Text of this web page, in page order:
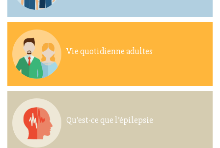
Vie quotidienne adultes
Qu’est-ce que l’épilepsie